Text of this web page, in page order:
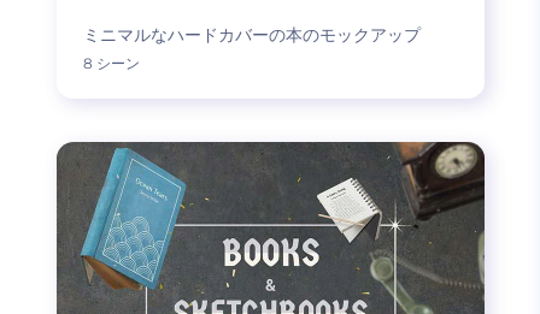
ミニマルなハードカバーの本のモックアップ
8 シーン